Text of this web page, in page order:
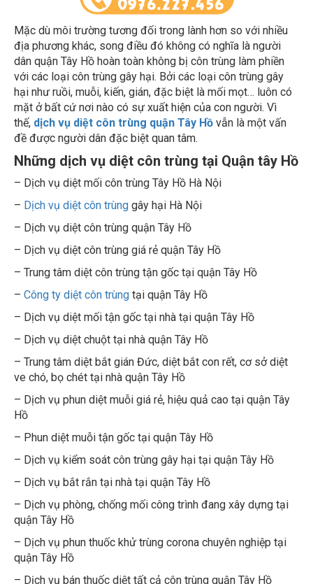
Mặc dù môi trường tương đối trong lành hơn so với nhiều
địa phương khác, song điều đó không có nghĩa là người
dân quận Tây Hồ hoàn toàn không bị côn trùng làm phiền
với các loại côn trùng gây hại. Bởi các loại côn trùng gây
hại như ruồi, muỗi, kiến, gián, đặc biệt là mối mọt… luôn có
mặt ở bất cứ nơi nào có sự xuất hiện của con người. Vì
thế, dịch vụ diệt côn trùng quận Tây Hồ vẫn là một vấn
đề được người dân đặc biệt quan tâm.
Những dịch vụ diệt côn trùng tại Quận tây Hồ
– Dịch vụ diệt mối côn trùng Tây Hồ Hà Nội
Dịch vụ diệt côn trùng
gây hại Hà Nội
– Dịch vụ diệt côn trùng quận Tây Hồ
– Dịch vụ diệt côn trùng giá rẻ quận Tây Hồ
– Trung tâm diệt côn trùng tận gốc tại quận Tây Hồ
Công ty diệt côn trùng
tại quận Tây Hồ
– Dịch vụ diệt mối tận gốc tại nhà tại quận Tây Hồ
– Dịch vụ diệt chuột tại nhà quận Tây Hồ
– Trung tâm diệt bắt gián Đức, diệt bắt con rết, cơ sở diệt
ve chó, bọ chét tại nhà quận Tây Hồ
– Dịch vụ phun diệt muỗi giá rẻ, hiệu quả cao tại quận Tây
Hồ
– Phun diệt muỗi tận gốc tại quận Tây Hồ
– Dịch vụ kiểm soát côn trùng gây hại tại quận Tây Hồ
– Dịch vụ bắt rắn tại nhà tại quận Tây Hồ
– Dịch vụ phòng, chống mối công trình đang xây dựng tại
quận Tây Hồ
– Dịch vụ phun thuốc khử trùng corona chuyên nghiệp tại
quận Tây Hồ
– Dịch vụ bán thuốc diệt tất cả côn trùng quận Tây Hồ